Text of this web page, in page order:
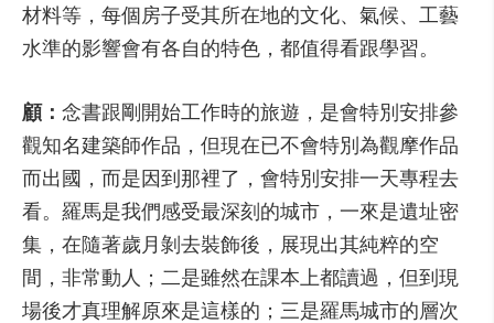
材料等，每個房子受其所在地的文化、氣候、工藝
水準的影響會有各自的特色，都值得看跟學習。
顧： 念書跟剛開始工作時的旅遊，是會特別安排參
觀知名建築師作品，但現在已不會特別為觀摩作品
而出國，而是因到那裡了，會特別安排一天專程去
看。羅馬是我們感受最深刻的城市，一來是遺址密
集，在隨著歲月剝去裝飾後，展現出其純粹的空
間，非常動人；二是雖然在課本上都讀過，但到現
場後才真理解原來是這樣的；三是羅馬城市的層次